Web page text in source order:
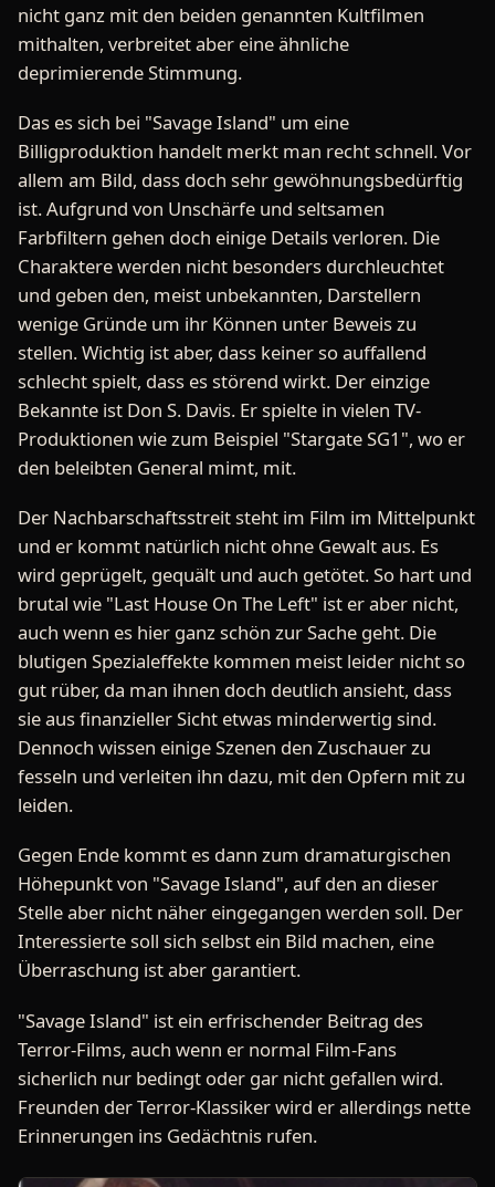
nicht ganz mit den beiden genannten Kultfilmen
mithalten, verbreitet aber eine ähnliche
deprimierende Stimmung.
Das es sich bei "Savage Island" um eine
Billigproduktion handelt merkt man recht schnell. Vor
allem am Bild, dass doch sehr gewöhnungsbedürftig
ist. Aufgrund von Unschärfe und seltsamen
Farbfiltern gehen doch einige Details verloren. Die
Charaktere werden nicht besonders durchleuchtet
und geben den, meist unbekannten, Darstellern
wenige Gründe um ihr Können unter Beweis zu
stellen. Wichtig ist aber, dass keiner so auffallend
schlecht spielt, dass es störend wirkt. Der einzige
Bekannte ist Don S. Davis. Er spielte in vielen TV-
Produktionen wie zum Beispiel "Stargate SG1", wo er
den beleibten General mimt, mit.
Der Nachbarschaftsstreit steht im Film im Mittelpunkt
und er kommt natürlich nicht ohne Gewalt aus. Es
wird geprügelt, gequält und auch getötet. So hart und
brutal wie "Last House On The Left" ist er aber nicht,
auch wenn es hier ganz schön zur Sache geht. Die
blutigen Spezialeffekte kommen meist leider nicht so
gut rüber, da man ihnen doch deutlich ansieht, dass
sie aus finanzieller Sicht etwas minderwertig sind.
Dennoch wissen einige Szenen den Zuschauer zu
fesseln und verleiten ihn dazu, mit den Opfern mit zu
leiden.
Gegen Ende kommt es dann zum dramaturgischen
Höhepunkt von "Savage Island", auf den an dieser
Stelle aber nicht näher eingegangen werden soll. Der
Interessierte soll sich selbst ein Bild machen, eine
Überraschung ist aber garantiert.
"Savage Island" ist ein erfrischender Beitrag des
Terror-Films, auch wenn er normal Film-Fans
sicherlich nur bedingt oder gar nicht gefallen wird.
Freunden der Terror-Klassiker wird er allerdings nette
Erinnerungen ins Gedächtnis rufen.